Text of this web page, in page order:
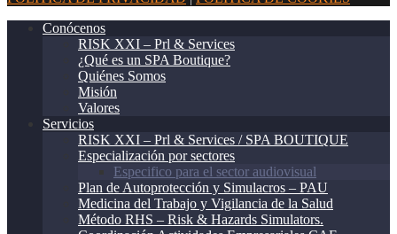
Conócenos
RISK XXI – Prl & Services
¿Qué es un SPA Boutique?
Quiénes Somos
Misión
Valores
Servicios
RISK XXI – Prl & Services / SPA BOUTIQUE
Especialización por sectores
Especifico para el sector audiovisual
Plan de Autoprotección y Simulacros – PAU
Medicina del Trabajo y Vigilancia de la Salud
Método RHS – Risk & Hazards Simulators.